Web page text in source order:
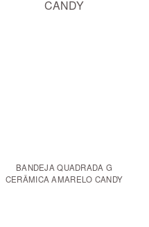
BANDEJA QUADRADA G
CERÂMICA AMARELO CANDY